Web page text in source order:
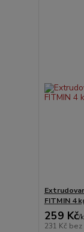
FITMIN 4
259 Kč/
231 Kč bez